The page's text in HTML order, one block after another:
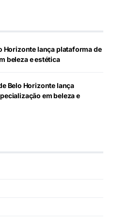
Horizonte lança plataforma de
beleza e estética
Belo Horizonte lança
em beleza e